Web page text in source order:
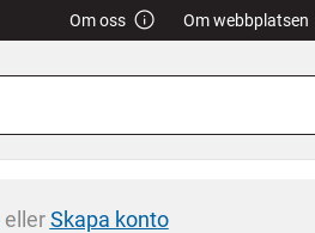
Om oss Om webbplatsen
ellerSkapa konto